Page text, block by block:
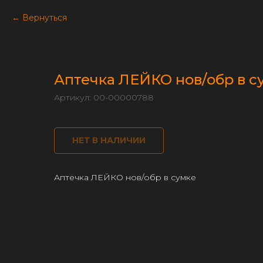
Вернуться
Аптечка ЛЕЙКО нов/обр в
Артикул: 00-00000788
НЕТ В НАЛИЧИИ
Аптечка ЛЕЙКО нов/обр в сумке